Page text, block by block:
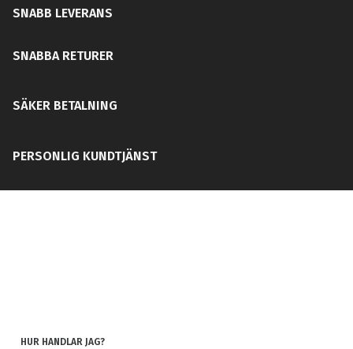
SNABB LEVERANS
SNABBA RETURER
SÄKER BETALNING
PERSONLIG KUNDTJÄNST
HUR HANDLAR JAG?